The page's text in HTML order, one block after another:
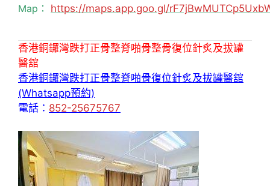
Map： https://maps.app.goo.gl/
香港銅鑼灣跌打正骨整脊啪骨整骨復位針炙及拔罐
醫舘
香港銅鑼灣跌打正骨整脊啪骨復位針炙及拔罐醫舘
(Whatsapp預約)
電話： 852-25675767